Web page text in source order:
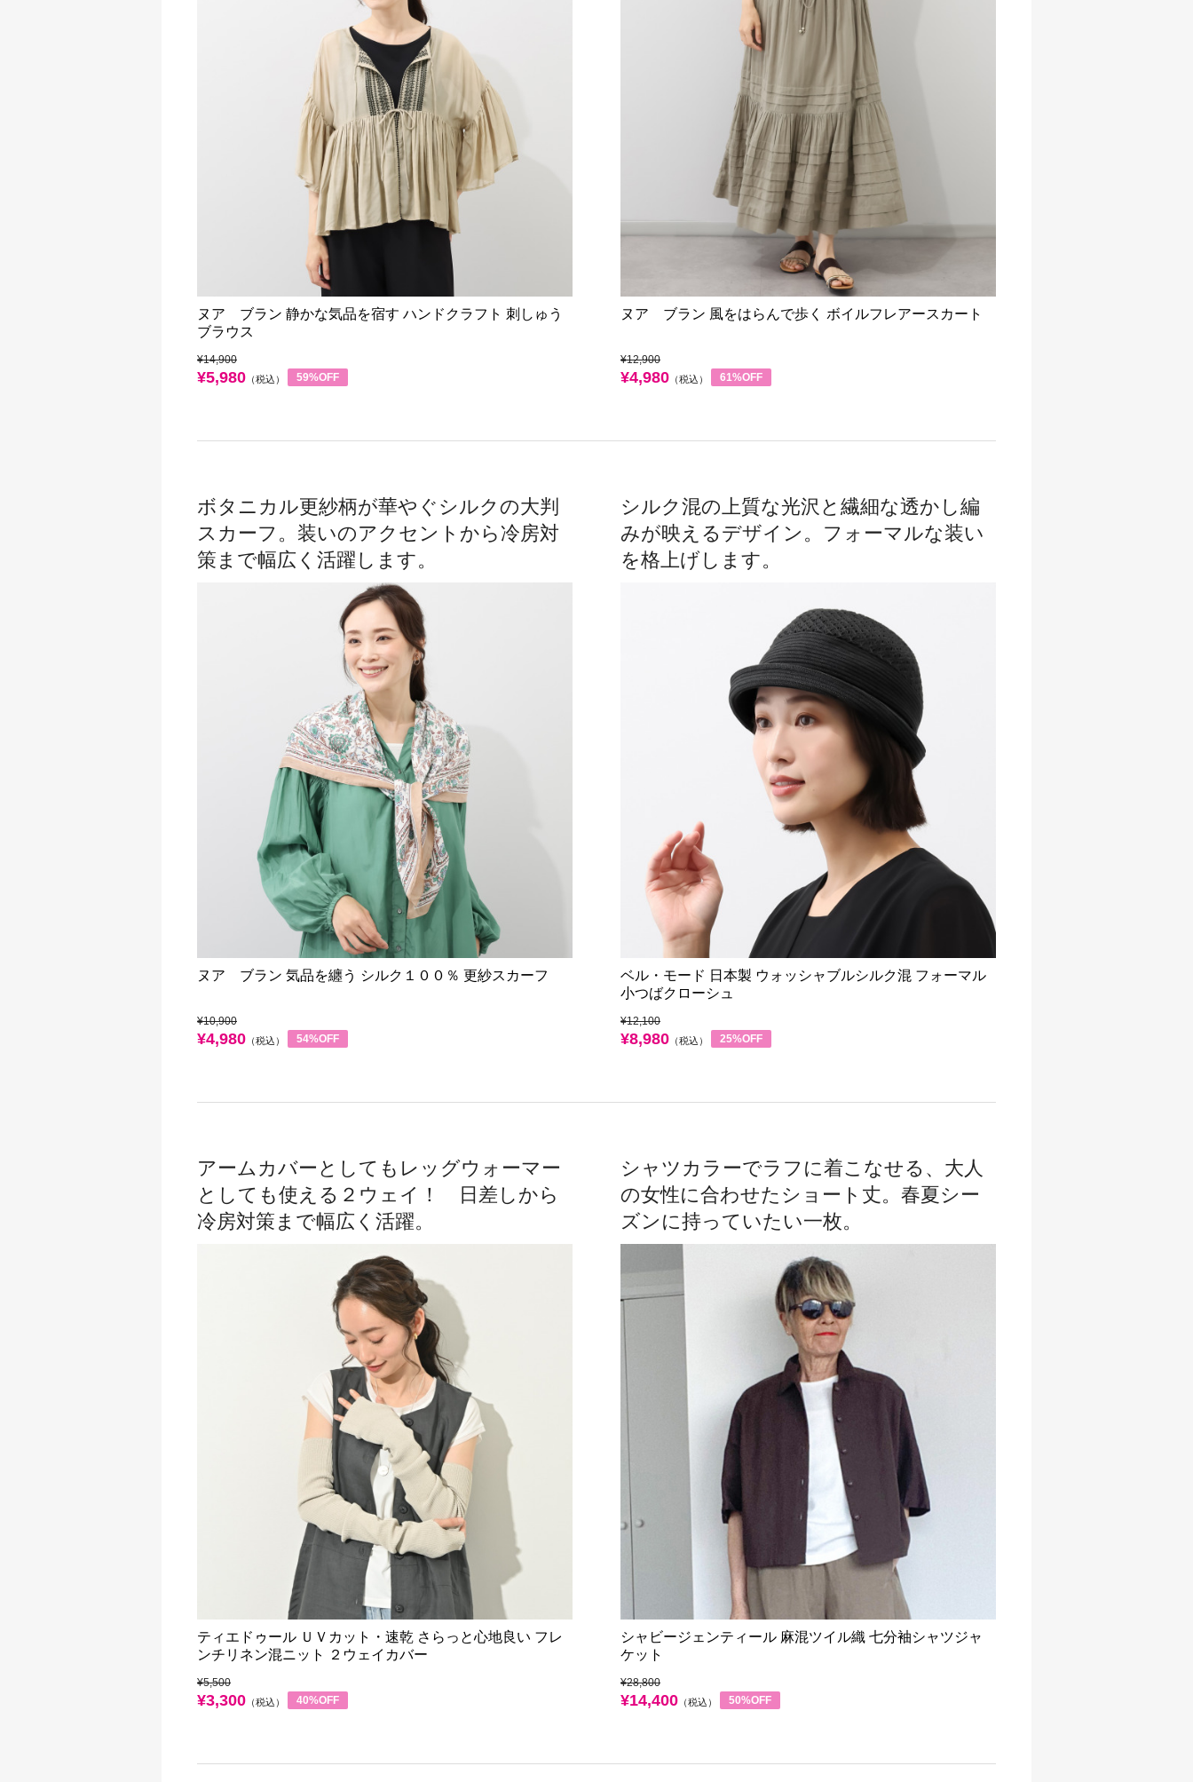
ヌア ブラン 静かな気品を宿す ハンドクラフト 刺しゅう
ブラウス
¥14,900
¥5,980 （税込） 59%OFF
ヌア ブラン 風をはらんで歩く ボイルフレアースカート
¥12,900
¥4,980 （税込） 61%OFF
ボタニカル更紗柄が華やぐシルクの大判
スカーフ。装いのアクセントから冷房対
策まで幅広く活躍します。
ヌア ブラン 気品を纏う シルク１００％ 更紗スカーフ
¥10,900
¥4,980 （税込） 54%OFF
シルク混の上質な光沢と繊細な透かし編
みが映えるデザイン。フォーマルな装い
を格上げします。
ベル・モード 日本製 ウォッシャブルシルク混 フォーマル
小つばクローシュ
¥12,100
¥8,980 （税込） 25%OFF
アームカバーとしてもレッグウォーマー
としても使える２ウェイ！ 日差しから
冷房対策まで幅広く活躍。
ティエドゥール ＵＶカット・速乾 さらっと心地良い フレ
ンチリネン混ニット ２ウェイカバー
¥5,500
¥3,300 （税込） 40%OFF
シャツカラーでラフに着こなせる、大人
の女性に合わせたショート丈。春夏シー
ズンに持っていたい一枚。
シャビージェンティール 麻混ツイル織 七分袖シャツジャ
ケット
¥28,800
¥14,400 （税込） 50%OFF